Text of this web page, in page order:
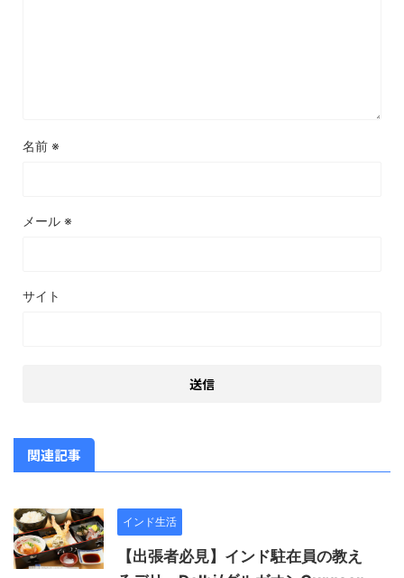
名前 ※
メール ※
サイト
関連記事
インド生活
【出張者必見】インド駐在員の教え